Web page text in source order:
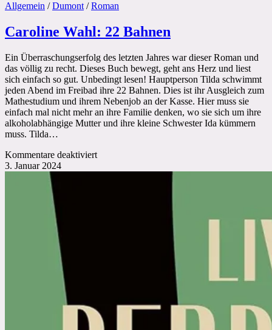
Allgemein /Dumont /Roman
Caroline Wahl: 22 Bahnen
Ein Überraschungserfolg des letzten Jahres war dieser Roman und
das völlig zu recht. Dieses Buch bewegt, geht ans Herz und liest
sich einfach so gut. Unbedingt lesen! Hauptperson Tilda schwimmt
jeden Abend im Freibad ihre 22 Bahnen. Dies ist ihr Ausgleich zum
Mathestudium und ihrem Nebenjob an der Kasse. Hier muss sie
einfach mal nicht mehr an ihre Familie denken, wo sie sich um ihre
alkoholabhängige Mutter und ihre kleine Schwester Ida kümmern
muss. Tilda…
Kommentare deaktiviertfür
3. Januar 2024